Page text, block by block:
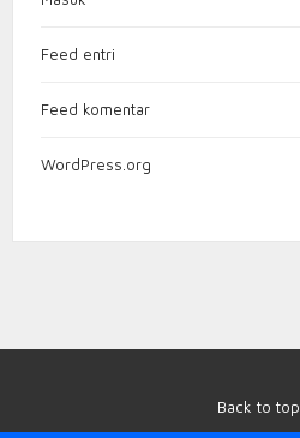
Feed entri
Feed komentar
WordPress.org
Back to top